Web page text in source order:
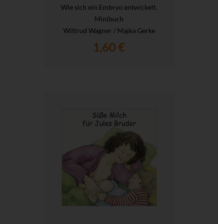
Wie sich ein Embryo entwickelt.
Minibuch
Wiltrud Wagner / Majka Gerke
1,60 €